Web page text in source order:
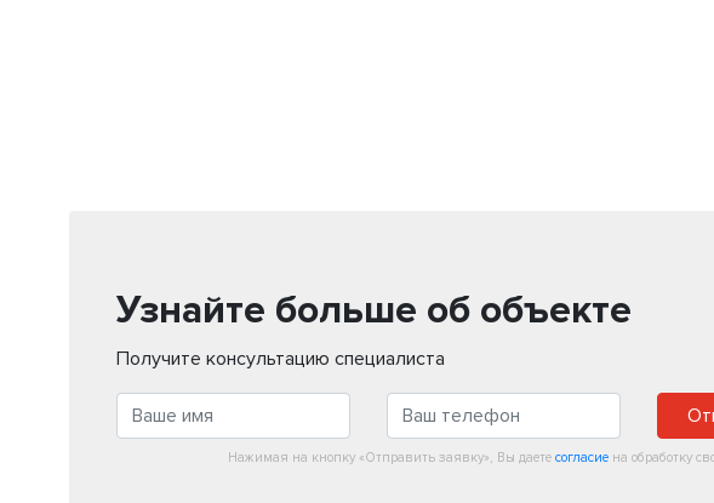
Узнайте больше об объекте
Получите консультацию специалиста
Нажимая на кнопку «Отправить заявку», Вы даете согласиена обработку